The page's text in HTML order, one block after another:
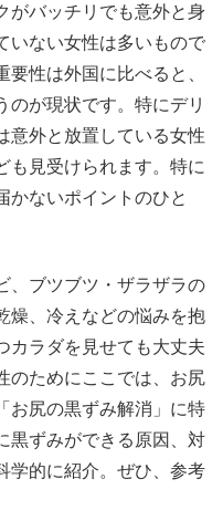
がバッチリでも意外と身
いない女性は多いもので
性は外国に比べると、
のが現状です。特にデリ
意外と放置している女性
も見受けられます。特に
かないポイントのひと
、ブツブツ・ザラザラの
燥、冷えなどの悩みを抱
カラダを見せても大丈夫
のためにここでは、お尻
お尻の黒ずみ解消」に特
黒ずみができる原因、対
学的に紹介。ぜひ、参考